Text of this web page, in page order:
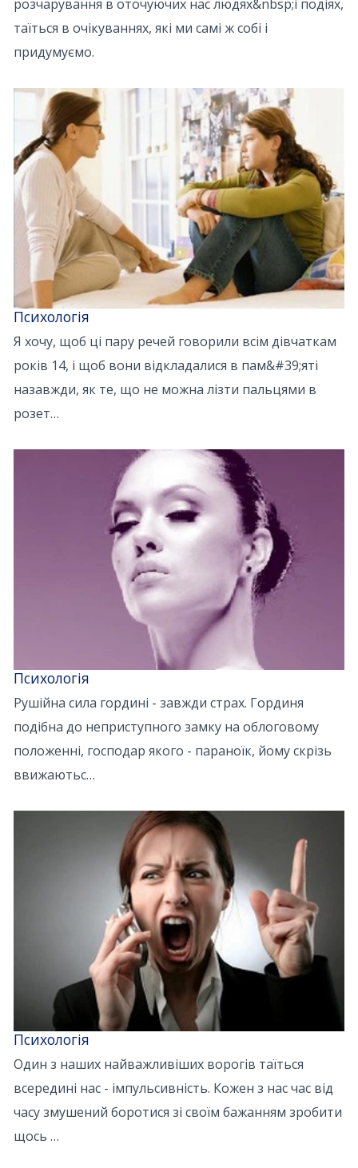
розчарування в оточуючих нас людях&nbsp;і подіях,
таїться в очікуваннях, які ми самі ж собі і
придумуємо.
Психологія
Я хочу, щоб ці пару речей говорили всім дівчаткам
років 14, і щоб вони відкладалися в пам&#39;яті
назавжди, як те, що не можна лізти пальцями в
розет…
Психологія
Рушійна сила гордині - завжди страх. Гординя
подібна до неприступного замку на облоговому
положенні, господар якого - параноїк, йому скрізь
ввижаютьс…
Психологія
Один з наших найважливіших ворогів таїться
всередині нас - імпульсивність. Кожен з нас час від
часу змушений боротися зі своїм бажанням зробити
щось …